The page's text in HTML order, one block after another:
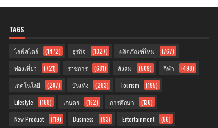
TAGS
ไลฟ์สไตล์ (1472) ธุรกิจ (1327) ผลิตภัณฑ์ใหม่ (767)
ท่องเที่ยว (721) ราชการ (681) สังคม (509) กีฬา (498)
เทคโนโลยี (287) บันเทิง (283) Tourism (195)
Lifestyle (168) เกษตร (162) การศึกษา (136)
New Product (119) Business (93) Entertainment (66)